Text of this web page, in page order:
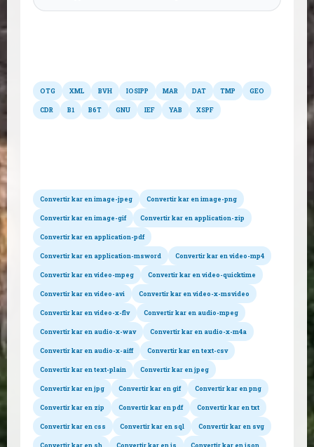
OTG XML BVH IOSIPP MAR DAT TMP GEO
CDR B1 B6T GNU IEF YAB XSPF
Convertir kar en image-jpeg Convertir kar en image-png
Convertir kar en image-gif Convertir kar en application-zip
Convertir kar en application-pdf
Convertir kar en application-msword Convertir kar en video-mp4
Convertir kar en video-mpeg Convertir kar en video-quicktime
Convertir kar en video-avi Convertir kar en video-x-msvideo
Convertir kar en video-x-flv Convertir kar en audio-mpeg
Convertir kar en audio-x-wav Convertir kar en audio-x-m4a
Convertir kar en audio-x-aiff Convertir kar en text-csv
Convertir kar en text-plain Convertir kar en jpeg
Convertir kar en jpg Convertir kar en gif Convertir kar en png
Convertir kar en zip Convertir kar en pdf Convertir kar en txt
Convertir kar en css Convertir kar en sql Convertir kar en svg
Convertir kar en sh Convertir kar en js Convertir kar en json